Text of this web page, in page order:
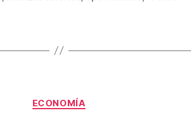
tir
Categorías
ECONOMÍA